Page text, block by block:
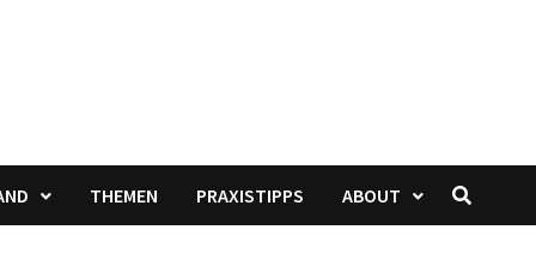
THEMEN PRAXISTIPPS ABOUT